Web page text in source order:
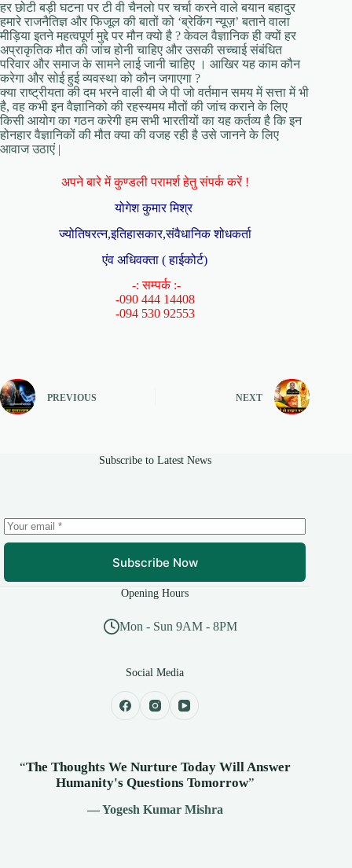
हर छोटी बड़ी घटना पर टी वी चैनलो पर चर्चा करने वाले बयान बहादुर
हमारे राजनैतिज्ञ और फिजूल की बातों को ‘ब्रेकिंग न्यूज़’ बताने वाला
मीड़िया इतने महत्वपूर्ण मुद्दे पर मौन क्यो है ? केवल वैज्ञानिक ही क्यों हर
अप्राकृतिक मौत की जांच होनी चाहिए और उसकी सच्चाई संबंधित
परिवार और समाज के सामने लाई जानी चाहिए । आखिर यह काम कौन
करेगा और सोई हुई व्यवस्था को कौन जगाएगा ?
क्या राष्ट्रीयता की दम भरने वाली बी जे पी जो वर्तमान समय में सत्ता में भी
है, वह कभी इन वैज्ञानिको की रहस्यमय मौतों की जांच कराने के लिए
किसी आयोग का गठन करेगी हम सभी भारतीयों का यह कर्तव्य है कि इन
होनहार वैज्ञानिकों की मौत क्या की वजह रही है उसे जानने के लिए
आवाज उठाएं |
अपने बारे में कुण्डली परामर्श हेतु संपर्क करें !
योगेश कुमार मिश्र
ज्योतिषरत्न,इतिहासकार,संवैधानिक शोधकर्ता
एंव अधिवक्ता ( हाईकोर्ट)
-: सम्पर्क :-
-090 444 14408
-094 530 92553
PREVIOUS NEXT
Subscribe to Latest News
Subscribe Now
Opening Hours
Mon - Sun 9AM - 8PM
Social Media
“The Thoughts We Nurture Today Will Answer
Humanity's Questions Tomorrow”
— Yogesh Kumar Mishra